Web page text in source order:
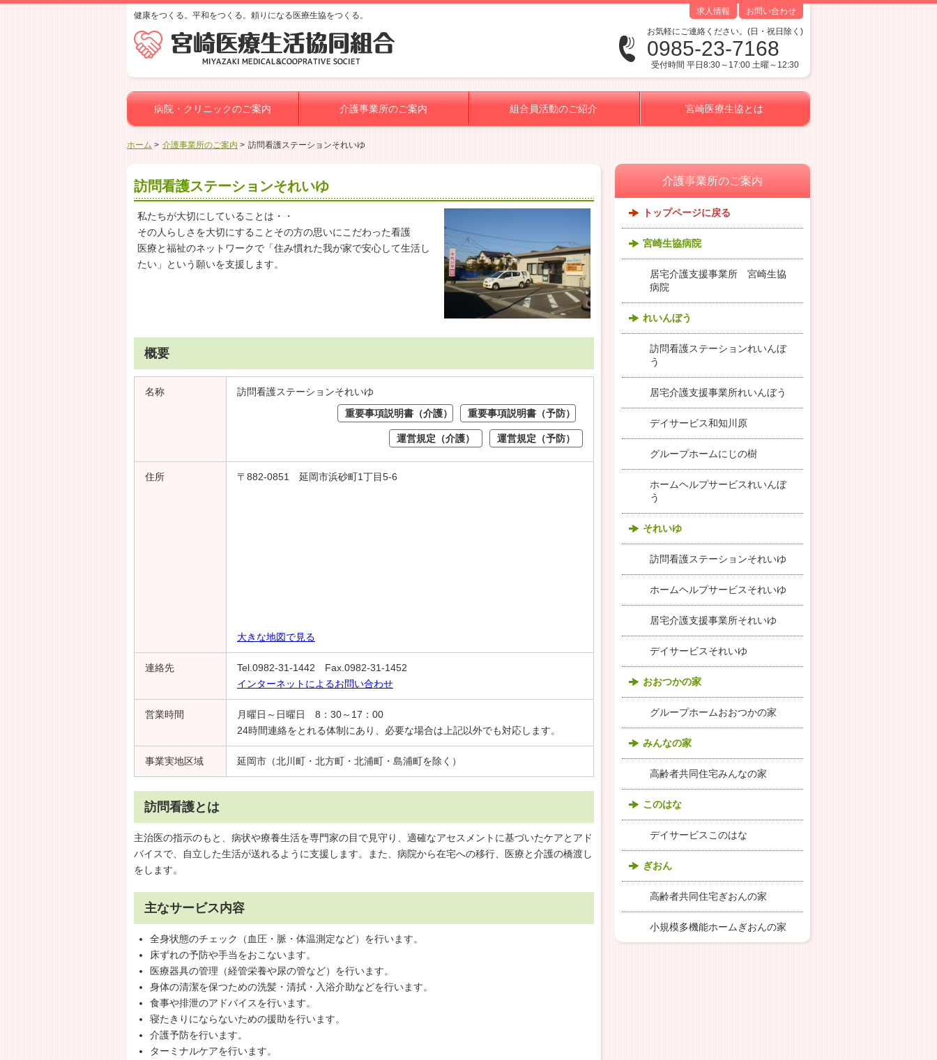
求人情報 お問い合わせ
健康をつくる。平和をつくる。頼りになる医療生協をつくる。
お気軽にご連絡ください。(日・祝日除く)
0985-23-7168
受付時間 平日8:30～17:00 土曜～12:30
病院・クリニックのご案内 介護事業所のご案内 組合員活動のご紹介 宮崎医療生協とは
ホーム 介護事業所のご案内 訪問看護ステーションそれいゆ
訪問看護ステーションそれいゆ
私たちが大切にしていることは・・
その人らしさを大切にすることその方の思いにこだわった看護
医療と福祉のネットワークで「住み慣れた我が家で安心して生活し
たい」という願いを支援します。
概要
名称
訪問看護ステーションそれいゆ
重要事項説明書（介護）
重要事項説明書（予防）
運営規定（介護） 運営規定（予防）
住所 〒882-0851 延岡市浜砂町1丁目5-6
大きな地図で見る
連絡先
Tel.0982-31-1442 Fax.0982-31-1452
インターネットによるお問い合わせ
営業時間
月曜日～日曜日 8：30～17：00
24時間連絡をとれる体制にあり、必要な場合は上記以外でも対応します。
事業実地区域 延岡市（北川町・北方町・北浦町・島浦町を除く）
訪問看護とは
主治医の指示のもと、病状や療養生活を専門家の目で見守り、適確なアセスメントに基づいたケアとアド
バイスで、自立した生活が送れるように支援します。また、病院から在宅への移行、医療と介護の橋渡し
をします。
主なサービス内容
全身状態のチェック（血圧・脈・体温測定など）を行います。
床ずれの予防や手当をおこないます。
医療器具の管理（経管栄養や尿の管など）を行います。
身体の清潔を保つための洗髪・清拭・入浴介助などを行います。
食事や排泄のアドバイスを行います。
寝たきりにならないための援助を行います。
介護予防を行います。
ターミナルケアを行います。
介護事業所のご案内
トップページに戻る
宮崎生協病院
居宅介護支援事業所 宮崎生協
病院
れいんぼう
訪問看護ステーションれいんぼ
う
居宅介護支援事業所れいんぼう
デイサービス和知川原
グループホームにじの樹
ホームヘルプサービスれいんぼ
う
それいゆ
訪問看護ステーションそれいゆ
ホームヘルプサービスそれいゆ
居宅介護支援事業所それいゆ
デイサービスそれいゆ
おおつかの家
グループホームおおつかの家
みんなの家
高齢者共同住宅みんなの家
このはな
デイサービスこのはな
ぎおん
高齢者共同住宅ぎおんの家
小規模多機能ホームぎおんの家